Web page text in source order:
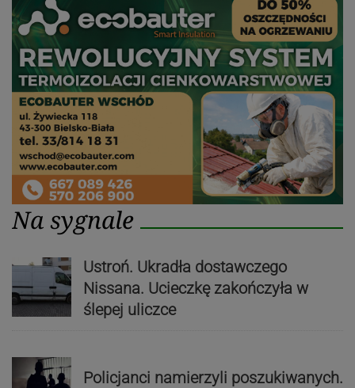
Na sygnale
Ustroń. Ukradła dostawczego
Nissana. Ucieczkę zakończyła w
ślepej uliczce
Policjanci namierzyli poszukiwanych.